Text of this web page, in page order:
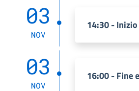
03
NOV
14:30 -
03
NOV
16:00 - Fine